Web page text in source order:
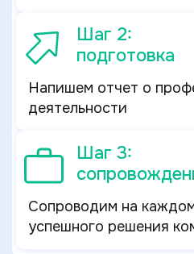
Шаг 2:
подготовка
Напишем отчет о
деятельности
Шаг 3:
Сопроводим на
успешного решения